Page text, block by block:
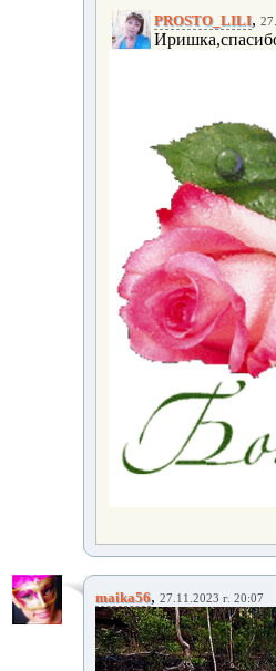
PROSTO_LILI,
maika56, 27.11.2023 г. 20:07